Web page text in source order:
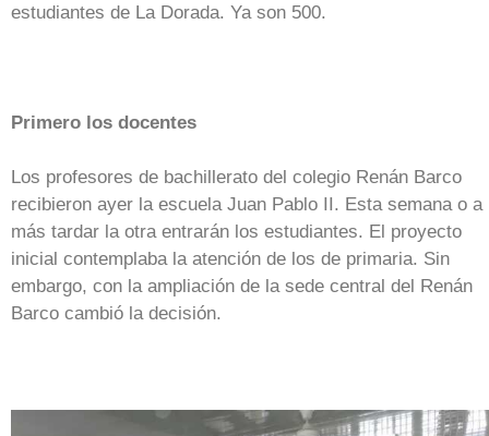
estudiantes de La Dorada. Ya son 500.
Primero los docentes
Los profesores de bachillerato del colegio Renán Barco
recibieron ayer la escuela Juan Pablo II. Esta semana o a
más tardar la otra entrarán los estudiantes. El proyecto
inicial contemplaba la atención de los de primaria. Sin
embargo, con la ampliación de la sede central del Renán
Barco cambió la decisión.